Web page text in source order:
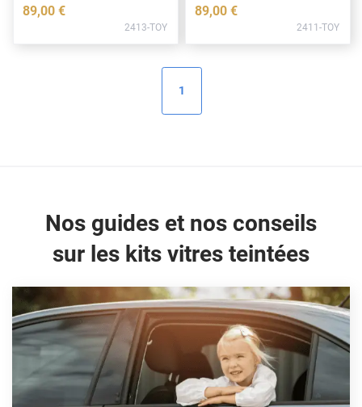
Mini
Skoda
Tesla
Toyota
Volkswagen
89,00 €
2413-TOY
89,00 €
2411-TOY
1
Nos guides et nos conseils
sur les kits vitres teintées